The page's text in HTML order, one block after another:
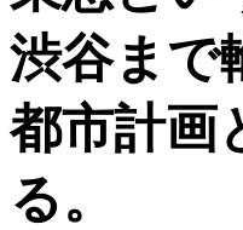
渋谷まで
都市計画
る。